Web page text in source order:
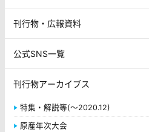
刊行物・広報資料
公式SNS一覧
刊行物アーカイブス
特集・解説等(～2020.12)
原産年次大会